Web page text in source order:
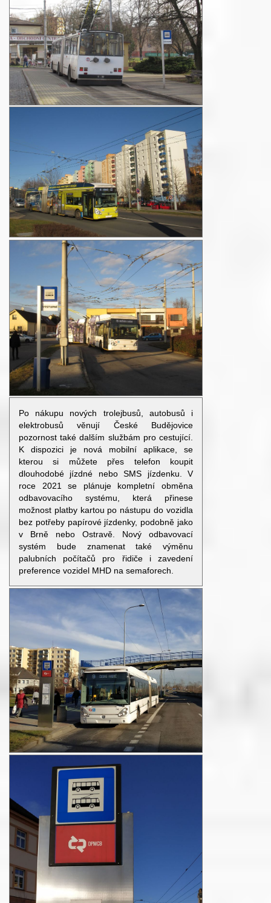
Po nákupu nových trolejbusů, autobusů i
elektrobusů věnují České Budějovice
pozornost také dalším službám pro cestující.
K dispozici je nová mobilní aplikace, se
kterou si můžete přes telefon koupit
dlouhodobé jízdné nebo SMS jízdenku. V
roce 2021 se plánuje kompletní obměna
odbavovacího systému, která přinese
možnost platby kartou po nástupu do vozidla
bez potřeby papírové jízdenky, podobně jako
v Brně nebo Ostravě. Nový odbavovací
systém bude znamenat také výměnu
palubních počítačů pro řidiče i zavedení
preference vozidel MHD na semaforech.